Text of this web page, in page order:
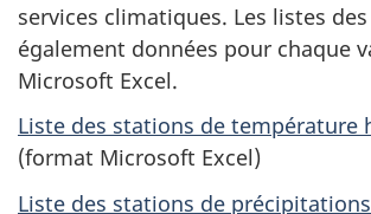
services climatiques. Les listes
également données pour chaque
Microsoft Excel.
Liste des stations de température
(format Microsoft Excel)
Liste des stations de